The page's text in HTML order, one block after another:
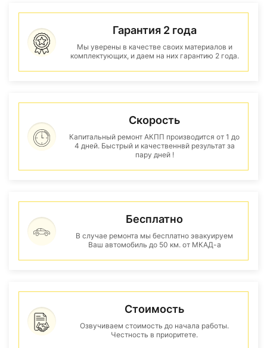
Гарантия 2 года
Мы уверены в качестве своих материалов и
комплектующих, и даем на них гарантию 2 года.
Скорость
Капитальный ремонт АКПП производится от 1 до
4 дней. Быстрый и качественнвй результат за
пару дней !
Бесплатно
В случае ремонта мы бесплатно эвакуируем
Ваш автомобиль до 50 км. от МКАД-а
Стоимость
Озвучиваем стоимость до начала работы.
Честность в приоритете.